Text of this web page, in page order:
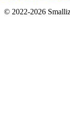
© 2022-2026